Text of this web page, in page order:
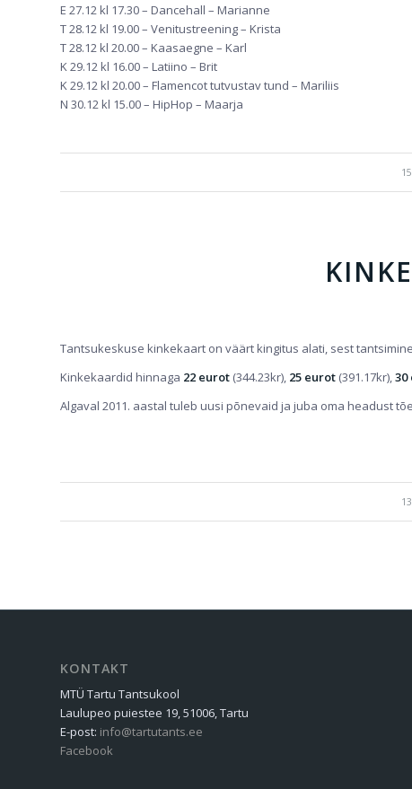
E 27.12 kl 17.30 – Dancehall – Marianne
T 28.12 kl 19.00 – Venitustreening – Krista
T 28.12 kl 20.00 – Kaasaegne – Karl
K 29.12 kl 16.00 – Latiino – Brit
K 29.12 kl 20.00 – Flamencot tutvustav tund – Mariliis
N 30.12 kl 15.00 – HipHop – Maarja
Tantsukeskuse kinkekaart on väärt kingitus alati, sest
Kinkekaardid hinnaga 22 eurot (344.23kr), 25 eurot (391.17kr),30
Algaval 2011. aastal tuleb uusi põnevaid ja juba oma headust
KONTAKT
MTÜ Tartu Tantsukool
Laulupeo puiestee 19, 51006, Tartu
E-post: info@tartutants.ee
Facebook